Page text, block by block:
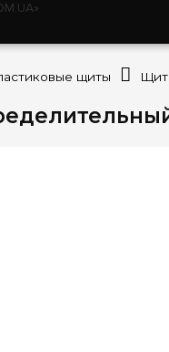
щиты